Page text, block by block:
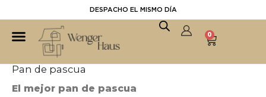
DESPACHO EL MISMO DÍA
0
Pan de pascua
El mejor pan de pascua